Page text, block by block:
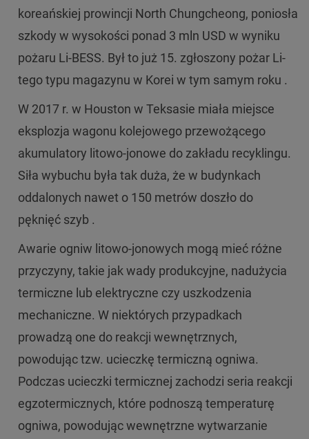
koreańskiej prowincji North Chungcheong, poniosła
szkody w wysokości ponad 3 mln USD w wyniku
pożaru Li-BESS. Był to już 15. zgłoszony pożar Li-
tego typu magazynu w Korei w tym samym roku .
W 2017 r. w Houston w Teksasie miała miejsce
eksplozja wagonu kolejowego przewożącego
akumulatory litowo-jonowe do zakładu recyklingu.
Siła wybuchu była tak duża, że w budynkach
oddalonych nawet o 150 metrów doszło do
pęknięć szyb .
Awarie ogniw litowo-jonowych mogą mieć różne
przyczyny, takie jak wady produkcyjne, nadużycia
termiczne lub elektryczne czy uszkodzenia
mechaniczne. W niektórych przypadkach
prowadzą one do reakcji wewnętrznych,
powodując tzw. ucieczkę termiczną ogniwa.
Podczas ucieczki termicznej zachodzi seria reakcji
egzotermicznych, które podnoszą temperaturę
ogniwa, powodując wewnętrzne wytwarzanie